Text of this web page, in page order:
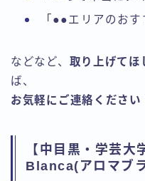
「●●エリアのおす
などなど、 取り上げてほ
ば、
お気軽にご連絡ください
【中目黒・学芸
Blanca(アロマブ